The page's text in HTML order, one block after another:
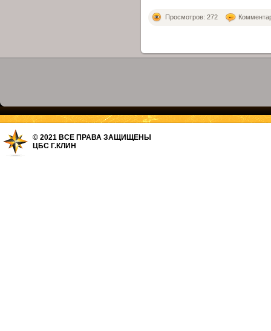
Просмотров: 272
© 2021 ВСЕ ПРАВА ЗАЩИЩЕНЫ
ЦБС Г.КЛИН